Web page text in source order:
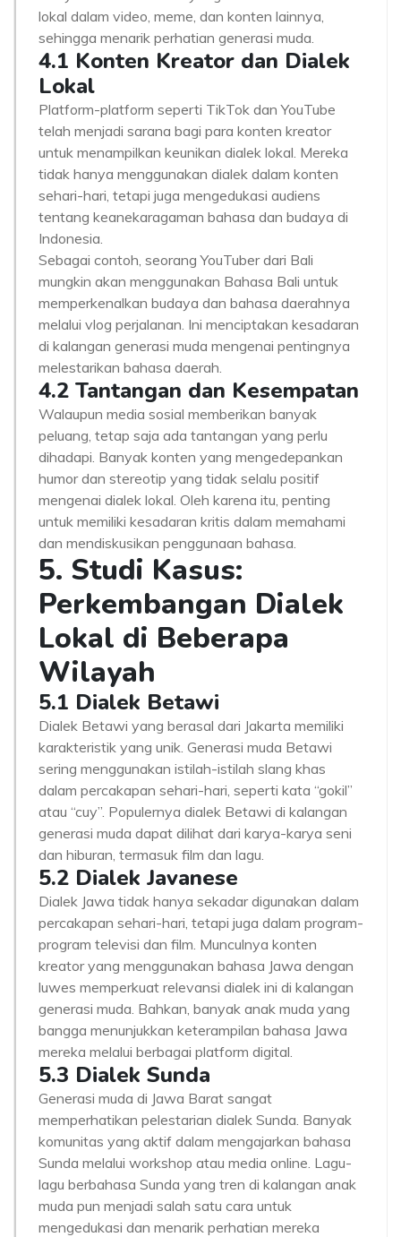
lokal dalam video, meme, dan konten lainnya,
sehingga menarik perhatian generasi muda.
4.1 Konten Kreator dan Dialek
Lokal
Platform-platform seperti TikTok dan YouTube
telah menjadi sarana bagi para konten kreator
untuk menampilkan keunikan dialek lokal. Mereka
tidak hanya menggunakan dialek dalam konten
sehari-hari, tetapi juga mengedukasi audiens
tentang keanekaragaman bahasa dan budaya di
Indonesia.
Sebagai contoh, seorang YouTuber dari Bali
mungkin akan menggunakan Bahasa Bali untuk
memperkenalkan budaya dan bahasa daerahnya
melalui vlog perjalanan. Ini menciptakan kesadaran
di kalangan generasi muda mengenai pentingnya
melestarikan bahasa daerah.
4.2 Tantangan dan Kesempatan
Walaupun media sosial memberikan banyak
peluang, tetap saja ada tantangan yang perlu
dihadapi. Banyak konten yang mengedepankan
humor dan stereotip yang tidak selalu positif
mengenai dialek lokal. Oleh karena itu, penting
untuk memiliki kesadaran kritis dalam memahami
dan mendiskusikan penggunaan bahasa.
5. Studi Kasus:
Perkembangan Dialek
Lokal di Beberapa
Wilayah
5.1 Dialek Betawi
Dialek Betawi yang berasal dari Jakarta memiliki
karakteristik yang unik. Generasi muda Betawi
sering menggunakan istilah-istilah slang khas
dalam percakapan sehari-hari, seperti kata “gokil”
atau “cuy”. Populernya dialek Betawi di kalangan
generasi muda dapat dilihat dari karya-karya seni
dan hiburan, termasuk film dan lagu.
5.2 Dialek Javanese
Dialek Jawa tidak hanya sekadar digunakan dalam
percakapan sehari-hari, tetapi juga dalam program-
program televisi dan film. Munculnya konten
kreator yang menggunakan bahasa Jawa dengan
luwes memperkuat relevansi dialek ini di kalangan
generasi muda. Bahkan, banyak anak muda yang
bangga menunjukkan keterampilan bahasa Jawa
mereka melalui berbagai platform digital.
5.3 Dialek Sunda
Generasi muda di Jawa Barat sangat
memperhatikan pelestarian dialek Sunda. Banyak
komunitas yang aktif dalam mengajarkan bahasa
Sunda melalui workshop atau media online. Lagu-
lagu berbahasa Sunda yang tren di kalangan anak
muda pun menjadi salah satu cara untuk
mengedukasi dan menarik perhatian mereka